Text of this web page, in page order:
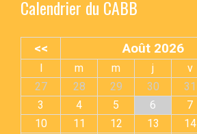
Calendrier du CABB
<< Août 2026
l m m j v
27
28 29 30 31
3
4 5 6 7
10
11 12 13 14